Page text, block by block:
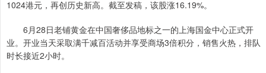
1024港元，再创历史新高。截至发稿，该股涨16.19%。
6月28日老铺黄金在中国奢侈品地标之一的上海国金中心正式开
业。开业当天采取满千减百活动并享受商场3倍积分，销售火热，排队
时长接近2小时。